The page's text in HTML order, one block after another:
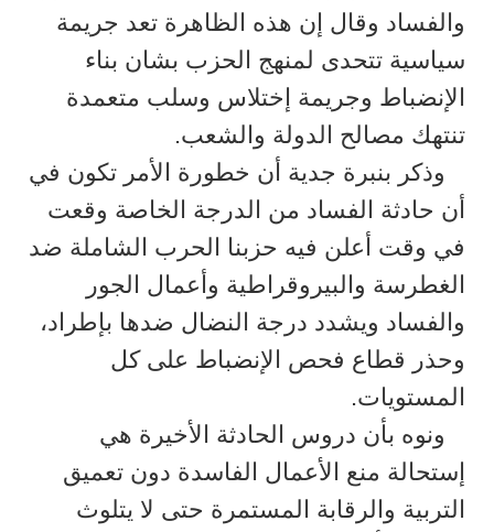
والفساد وقال إن هذه الظاهرة تعد جريمة
سياسية تتحدى لمنهج الحزب بشان بناء
الإنضباط وجريمة إختلاس وسلب متعمدة
تنتهك مصالح الدولة والشعب.
وذكر بنبرة جدية أن خطورة الأمر تكون في
أن حادثة الفساد من الدرجة الخاصة وقعت
في وقت أعلن فيه حزبنا الحرب الشاملة ضد
الغطرسة والبيروقراطية وأعمال الجور
والفساد ويشدد درجة النضال ضدها بإطراد،
وحذر قطاع فحص الإنضباط على كل
المستويات.
ونوه بأن دروس الحادثة الأخيرة هي
إستحالة منع الأعمال الفاسدة دون تعميق
التربية والرقابة المستمرة حتى لا يتلوث